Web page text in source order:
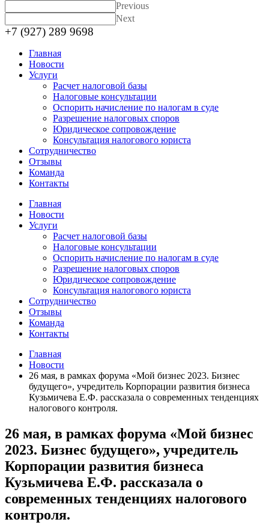
Previous
Next
+7 (927) 289 9698
Главная
Новости
Услуги
Расчет налоговой базы
Налоговые консультации
Оспорить начисление по налогам в суде
Разрешение налоговых споров
Юридическое сопровождение
Консультация налогового юриста
Сотрудничество
Отзывы
Команда
Контакты
Главная
Новости
Услуги
Расчет налоговой базы
Налоговые консультации
Оспорить начисление по налогам в суде
Разрешение налоговых споров
Юридическое сопровождение
Консультация налогового юриста
Сотрудничество
Отзывы
Команда
Контакты
Главная
Новости
26 мая, в рамках форума «Мой бизнес 2023. Бизнес
будущего», учредитель Корпорации развития бизнеса
Кузьмичева Е.Ф. рассказала о современных тенденциях
налогового контроля.
26 мая, в рамках форума «Мой бизнес
2023. Бизнес будущего», учредитель
Корпорации развития бизнеса
Кузьмичева Е.Ф. рассказала о
современных тенденциях налогового
контроля.